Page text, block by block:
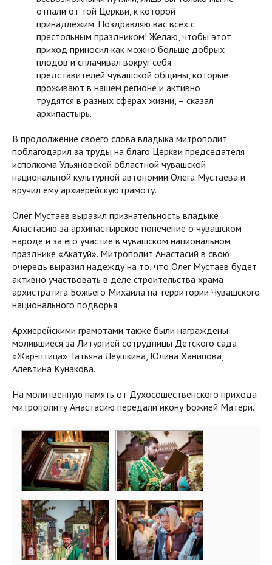
отпали от той Церкви, к которой
принадлежим. Поздравляю вас всех с
престольным праздником! Желаю, чтобы этот
приход приносил как можно больше добрых
плодов и сплачивал вокруг себя
представителей чувашской общины, которые
проживают в нашем регионе и активно
трудятся в разных сферах жизни, – сказал
архипастырь.
В продолжение своего слова владыка митрополит
поблагодарил за труды на благо Церкви председателя
исполкома Ульяновской областной чувашской
национальной культурной автономии Олега Мустаева и
вручил ему архиерейскую грамоту.
Олег Мустаев выразил признательность владыке
Анастасию за архипастырское попечение о чувашском
народе и за его участие в чувашском национальном
празднике «Акатуй». Митрополит Анастасий в свою
очередь выразил надежду на то, что Олег Мустаев будет
активно участвовать в деле строительства храма
архистратига Божьего Михаила на территории Чувашского
национального подворья.
Архиерейскими грамотами также были награждены
молившиеся за Литургией сотрудницы Детского сада
«Жар-птица» Татьяна Леушкина, Юлина Ханипова,
Алевтина Кунакова.
На молитвенную память от Духосошественского прихода
митрополиту Анастасию передали икону Божией Матери.